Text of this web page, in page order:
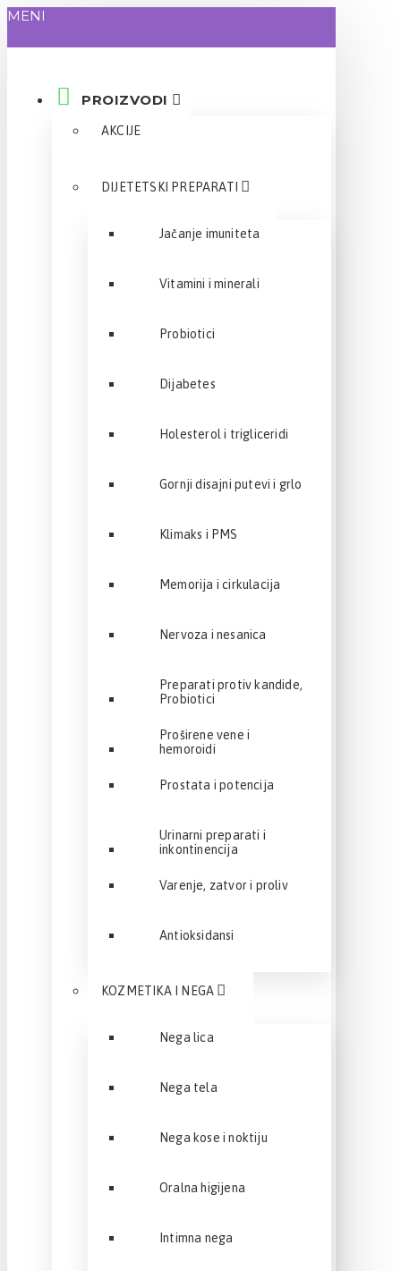
MENI
PROIZVODI
AKCIJE
DIJETETSKI PREPARATI
Jačanje imuniteta
Vitamini i minerali
Probiotici
Dijabetes
Holesterol i trigliceridi
Gornji disajni putevi i grlo
Klimaks i PMS
Memorija i cirkulacija
Nervoza i nesanica
Preparati protiv kandide,
Probiotici
Proširene vene i
hemoroidi
Prostata i potencija
Urinarni preparati i
inkontinencija
Varenje, zatvor i proliv
Antioksidansi
KOZMETIKA I NEGA
Nega lica
Nega tela
Nega kose i noktiju
Oralna higijena
Intimna nega